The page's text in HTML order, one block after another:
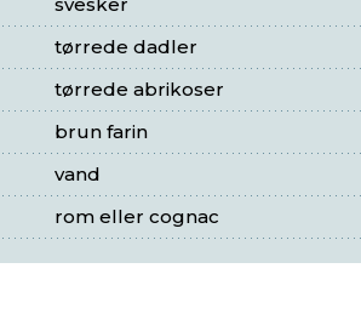
tørrede dadler
tørrede abrikoser
brun farin
vand
rom eller cognac